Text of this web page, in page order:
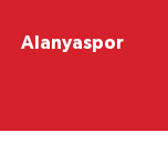
Alanyaspor